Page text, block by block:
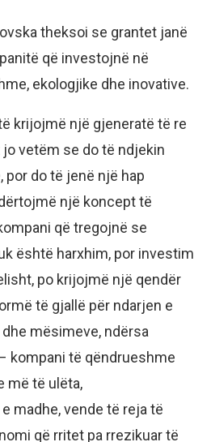
theksoi se grantet janë
që investojnë në
ekologjike dhe inovative.
krijojmë një gjeneratë të re
vetëm se do të ndjekin
por do të jenë një hap
një koncept të
që tregojnë se
është harxhim, por investim
po krijojmë një qendër
të gjallë për ndarjen e
mësimeve, ndërsa
kompani të qëndrueshme
më të ulëta,
madhe, vende të reja të
që rritet pa rrezikuar të